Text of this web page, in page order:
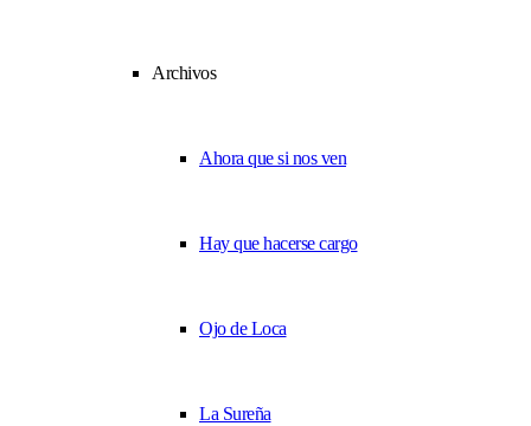
Archivos
Ahora que si nos ven
Hay que hacerse cargo
Ojo de Loca
La Sureña